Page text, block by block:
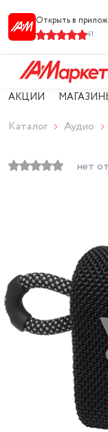
Открыть в
41
АКЦИИ
Каталог Аудио
нет